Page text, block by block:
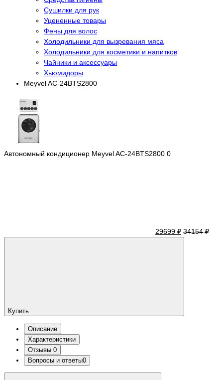
Сушилки для рук
Уцененные товары
Фены для волос
Холодильники для вызревания мяса
Холодильники для косметики и напитков
Чайники и аксессуары
Хьюмидоры
Meyvel AC-24BTS2800
Автономный кондиционер Meyvel AC-24BTS2800 0
29699 ₽ 34154 ₽
Купить
Описание
Характеристики
Отзывы 0
Вопросы и ответы0